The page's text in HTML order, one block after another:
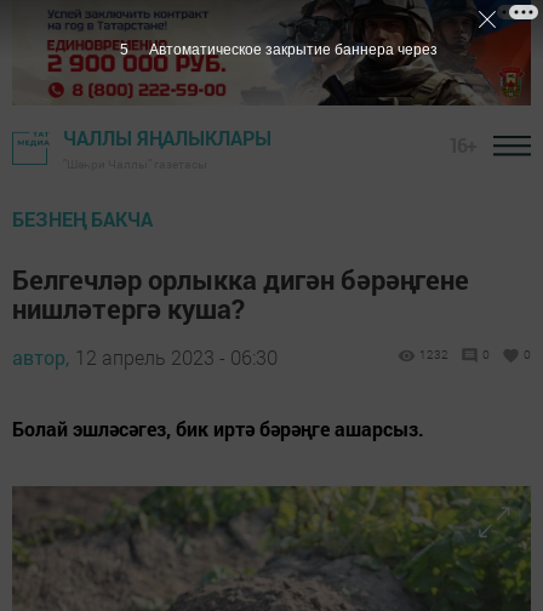
ЧАЛЛЫ ЯҢАЛЫКЛАРЫ
БЕЗНЕҢ БАКЧА
Белгечләр орлыкка дигән бәрәңгене
нишләтергә куша?
автор, 12 апрель 2023 - 06:30 1232 0 0
Болай эшләсәгез, бик иртә бәрәңге ашарсыз.
3 Автоматическое закрытие баннера через